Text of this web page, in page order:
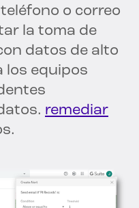
o correo
la toma de
datos de alto
los equipos
remediar